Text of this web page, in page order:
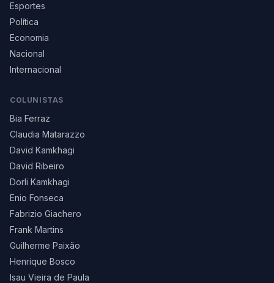
Esportes
Política
Economia
Nacional
Internacional
COLUNISTAS
Bia Ferraz
Claudia Matarazzo
David Kamkhagi
David Ribeiro
Dorli Kamkhagi
Enio Fonseca
Fabrizio Giachero
Frank Martins
Guilherme Paixão
Henrique Bosco
Isau Vieira de Paula